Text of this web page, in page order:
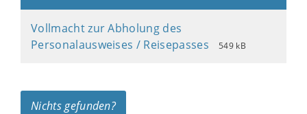
Vollmacht zur Abholung des
Personalausweises / Reisepasses
549 kB
Nichts gefunden?